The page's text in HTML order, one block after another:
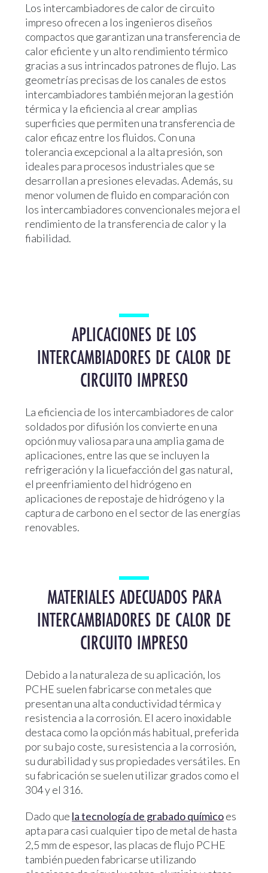
Los intercambiadores de calor de circuito
impreso ofrecen a los ingenieros diseños
compactos que garantizan una transferencia de
calor eficiente y un alto rendimiento térmico
gracias a sus intrincados patrones de flujo. Las
geometrías precisas de los canales de estos
intercambiadores también mejoran la gestión
térmica y la eficiencia al crear amplias
superficies que permiten una transferencia de
calor eficaz entre los fluidos. Con una
tolerancia excepcional a la alta presión, son
ideales para procesos industriales que se
desarrollan a presiones elevadas. Además, su
menor volumen de fluido en comparación con
los intercambiadores convencionales mejora el
rendimiento de la transferencia de calor y la
fiabilidad.
APLICACIONES DE LOS
INTERCAMBIADORES DE CALOR DE
CIRCUITO IMPRESO
La eficiencia de los intercambiadores de calor
soldados por difusión los convierte en una
opción muy valiosa para una amplia gama de
aplicaciones, entre las que se incluyen la
refrigeración y la licuefacción del gas natural,
el preenfriamiento del hidrógeno en
aplicaciones de repostaje de hidrógeno y la
captura de carbono en el sector de las energías
renovables.
MATERIALES ADECUADOS PARA
INTERCAMBIADORES DE CALOR DE
CIRCUITO IMPRESO
Debido a la naturaleza de su aplicación, los
PCHE suelen fabricarse con metales que
presentan una alta conductividad térmica y
resistencia a la corrosión. El acero inoxidable
destaca como la opción más habitual, preferida
por su bajo coste, su resistencia a la corrosión,
su durabilidad y sus propiedades versátiles. En
su fabricación se suelen utilizar grados como el
304 y el 316.
Dado que la tecnología de grabado químicoes
apta para casi cualquier tipo de metal de hasta
2,5 mm de espesor, las placas de flujo PCHE
también pueden fabricarse utilizando